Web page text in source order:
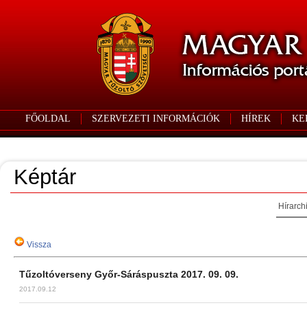
FŐOLDAL SZERVEZETI INFORMÁCIÓK HÍREK
Képtár
Vissza
Tűzoltóverseny Győr-Sáráspuszta 2017. 09. 09.
2017.09.12